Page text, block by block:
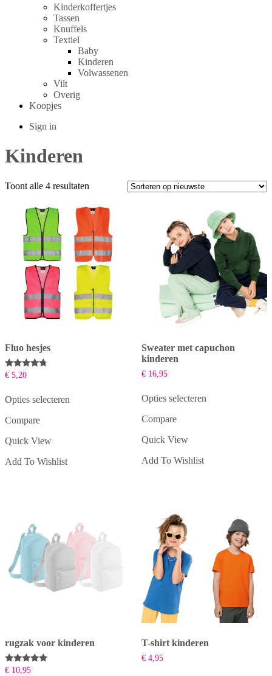
Kinderkoffertjes
Tassen
Knuffels
Textiel
Baby
Kinderen
Volwassenen
Vilt
Overig
Koopjes
Sign in
Kinderen
Toont alle 4 resultaten
nieuwste
Fluo hesjes
Beoordeeld
van 5
€ 5,20
Opties selecteren
product
meerdere
Deze
productpagina
Compare
Quick View
Add To Wishlist
Sweater met capuchon
kinderen
€16,95
Opties selecteren
product
meerdere
Deze
productpagina
Compare
Quick View
Add To Wishlist
rugzak voor kinderen
Beoordeeld
€ 10,95
T-shirt kinderen
€4,95